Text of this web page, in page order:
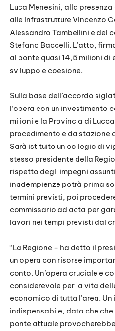
Luca Menesini, alla
alle infrastrutture Vincenzo
Alessandro Tambellini e del
Stefano Baccelli. L’atto,
al ponte quasi 14,5 milioni di
sviluppo e coesione.
Sulla base dell’accordo
l’opera con un investimento
milioni e la Provincia di
procedimento e da stazione
Sarà istituito un collegio di
stesso presidente della
rispetto degli impegni
inadempienze potrà prima
termini previsti, poi
commissario ad acta per
lavori nei tempi previsti dal
“La Regione – ha detto il
un’opera con risorse
conto. Un’opera cruciale e
considerevole per la vita
economico di tutta l’area.
indispensabile, dato che che
ponte attuale